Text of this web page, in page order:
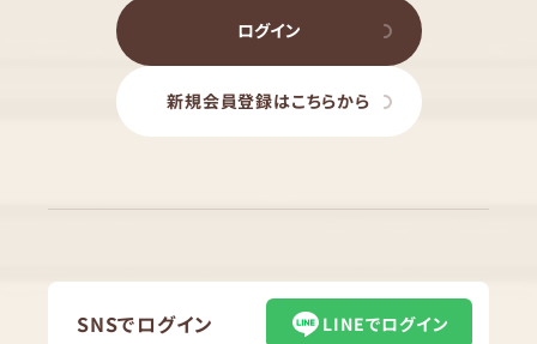
ログイン
新規会員登録はこちらから
SNSでログイン LINEでログイン